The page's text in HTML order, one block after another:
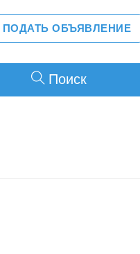
ПОДАТЬ ОБЪЯВЛЕНИЕ
Поиск